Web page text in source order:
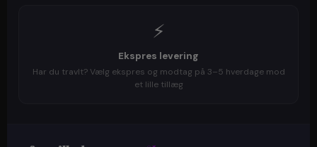
⚡
Ekspres levering
Har du travlt? Vælg ekspres og modtag på 3–5 hverdage mod
et lille tillæg